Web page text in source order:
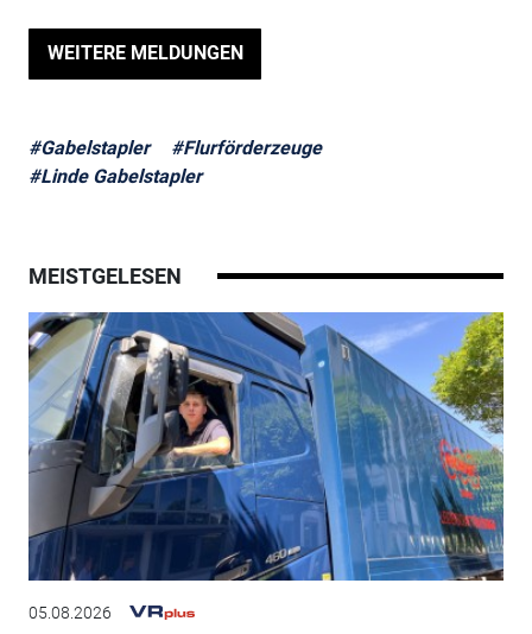
WEITERE MELDUNGEN
#Gabelstapler
#Flurförderzeuge
#Linde Gabelstapler
MEISTGELESEN
05.08.2026